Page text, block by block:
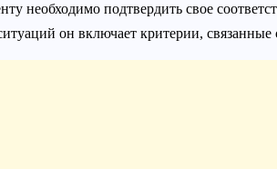
необходимо подтвердить свое
он включает критерии, связанные